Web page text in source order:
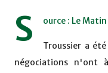
S ource : Le Matin
Troussier a
négociations n'ont